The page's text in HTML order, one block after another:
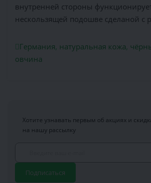
внутренней стороны
нескользящей подошве сделаной с
Германия, натуральная кожа,
овчина
Хотите узнавать первым об акциях и
на нашу рассылку
Подписаться